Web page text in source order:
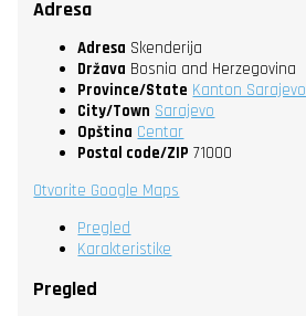
Adresa
Adresa Skenderija
Država Bosnia and Herzegovina
Province/State Kanton Sarajevo
City/Town Sarajevo
Opština Centar
Postal code/ZIP 71000
Otvorite Google Maps
Pregled
Karakteristike
Pregled